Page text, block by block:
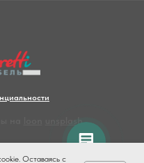
unsplash
Оставаясь с